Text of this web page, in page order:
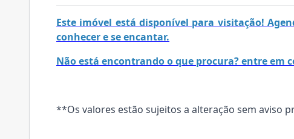
Este imóvel está disponível para visitação!
conhecer e se encantar.
Não está encontrando o que procura? entre em
**Os valores estão sujeitos a alteração sem aviso